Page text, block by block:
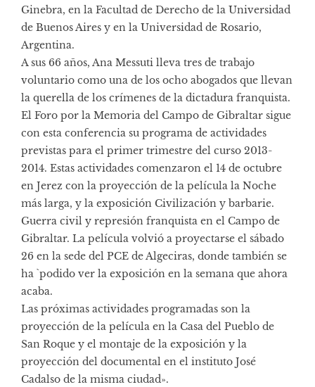
Ginebra, en la Facultad de Derecho de la Universidad
de Buenos Aires y en la Universidad de Rosario,
Argentina.
A sus 66 años, Ana Messuti lleva tres de trabajo
voluntario como una de los ocho abogados que llevan
la querella de los crímenes de la dictadura franquista.
El Foro por la Memoria del Campo de Gibraltar sigue
con esta conferencia su programa de actividades
previstas para el primer trimestre del curso 2013-
2014. Estas actividades comenzaron el 14 de octubre
en Jerez con la proyección de la película la Noche
más larga, y la exposición Civilización y barbarie.
Guerra civil y represión franquista en el Campo de
Gibraltar. La película volvió a proyectarse el sábado
26 en la sede del PCE de Algeciras, donde también se
ha `podido ver la exposición en la semana que ahora
acaba.
Las próximas actividades programadas son la
proyección de la película en la Casa del Pueblo de
San Roque y el montaje de la exposición y la
proyección del documental en el instituto José
Cadalso de la misma ciudad».